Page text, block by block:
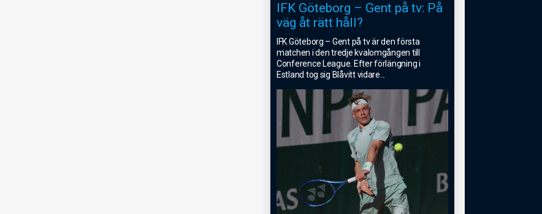
IFK Göteborg – Gent på tv: På
väg åt rätt håll?
IFK Göteborg – Gent på tv är den första
matchen i den tredje kvalomgången till
Conference League. Efter förlängning i
Estland tog sig Blåvitt vidare...